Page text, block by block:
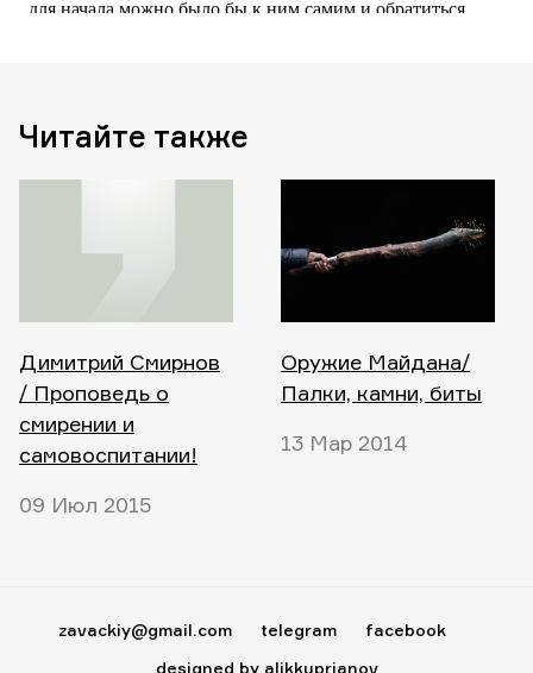
Читайте также
Димитрий Смирнов
/ Проповедь о
смирении и
самовоспитании!
09 Июл 2015
Оружие Майдана/
Палки, камни, биты
13 Мар 2014
zavackiy@gmail.com telegram
facebook
designed by alikkuprianov